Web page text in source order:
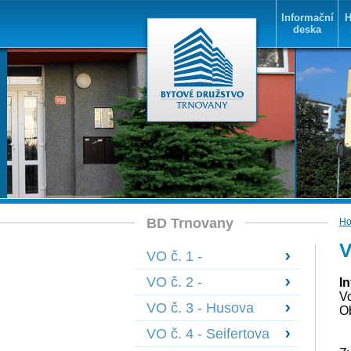
Informační
deska
BD Trnovany
VO č. 1 -
Bohosudovská 1478
- 1483
VO č. 2 -
Bohosudovská 1605
- 1608
VO č. 3 - Husova
1584 - 1585,
Janáčkova 1590 -
VO č. 4 - Seifertova